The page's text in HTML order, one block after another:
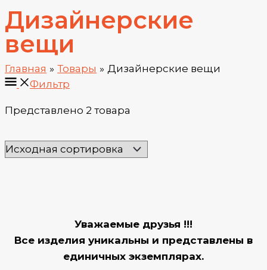
Дизайнерские
вещи
Главная Товары
Дизайнерские вещи
Фильтр
Представлено 2 товара
Уважаемые друзья !!!
Все изделия уникальны и представлены в
единичных экземплярах.